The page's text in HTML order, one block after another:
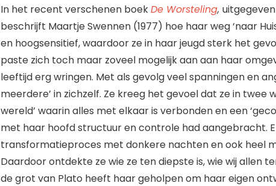
In het recent verschenen boekDe Worsteling,
beschrijft Maartje Swennen (1977) hoe haar weg ‘naar
en hoogsensitief, waardoor ze in haar jeugd sterk het
paste zich toch maar zoveel mogelijk aan aan haar
leeftijd erg wringen. Met als gevolg veel spanningen en
meerdere’ in zichzelf. Ze kreeg het gevoel dat ze in twee
wereld’ waarin alles met elkaar is verbonden en een
met haar hoofd structuur en controle had aangebracht.
transformatieproces met donkere nachten en ook heel
Daardoor ontdekte ze wie ze ten diepste is, wie wij allen
de grot van Plato heeft haar geholpen om haar eigen